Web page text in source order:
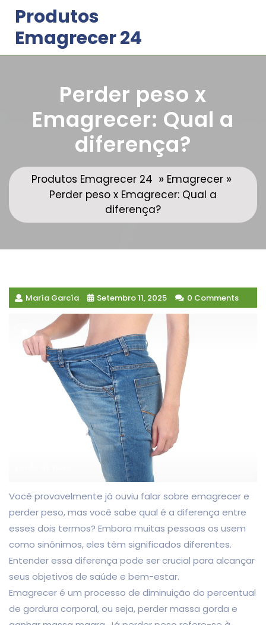
content
Produtos
Emagrecer 24
Perder peso x
Emagrecer: Qual a
diferença?
Produtos Emagrecer 24 » Emagrecer »
Perder peso x Emagrecer: Qual a
diferença?
María García Setembro 11, 2025 0 Comments
Você provavelmente já ouviu falar sobre emagrecer e
perder peso, mas você sabe qual é a diferença entre
esses dois termos? Embora muitas pessoas os usem
como sinônimos, eles têm significados diferentes.
Entender essa diferença pode ser crucial para alcançar
seus objetivos de saúde e bem-estar.
Emagrecer é um processo de diminuição do percentual
de gordura corporal, ou seja, perder massa gorda e